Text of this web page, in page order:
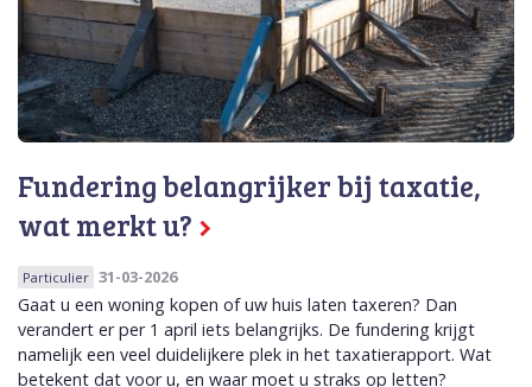
Fundering belangrijker bij taxatie,
wat merkt u?
Particulier 31-03-2026
Gaat u een woning kopen of uw huis laten taxeren? Dan
verandert er per 1 april iets belangrijks. De fundering krijgt
namelijk een veel duidelijkere plek in het taxatierapport. Wat
betekent dat voor u, en waar moet u straks op letten?